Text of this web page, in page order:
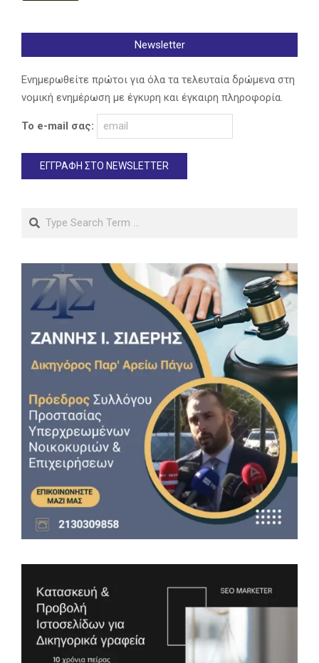
Newsletter
Ενημερωθείτε πρώτοι για όλα τα τελευταία δρώμενα στη
νομική ενημέρωση με έγκυρη και έγκαιρη πληροφορία.
Το e-mail σας:
Search